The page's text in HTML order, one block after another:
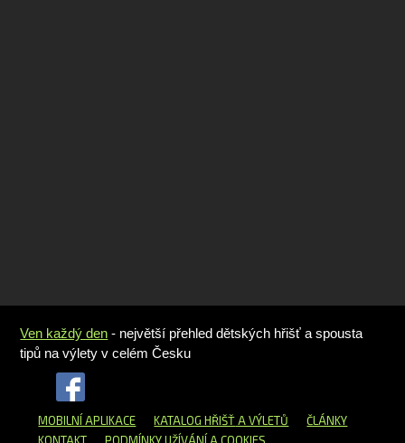
Ven každý den - největší přehled dětských hřišť a spousta
tipů na výlety v celém Česku
MOBILNÍ APLIKACE KATALOG HŘIŠŤA VÝLETŮ
ČLÁNKY
KONTAKT
PODMÍNKY UŽÍVÁNÍ A COOKIES